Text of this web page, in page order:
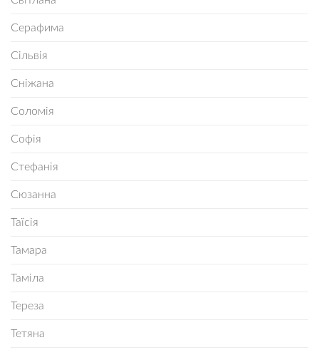
Серафима
Сільвія
Сніжана
Соломія
Софія
Стефанія
Сюзанна
Таїсія
Тамара
Таміла
Тереза
Тетяна